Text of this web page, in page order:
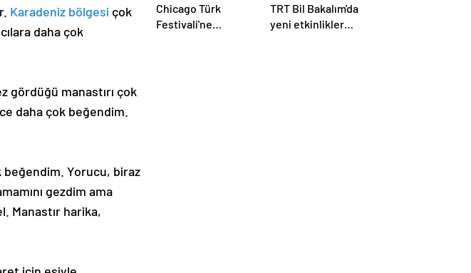
Karadeniz bölgesi çok
daha çok
gördüğü manastırı çok
daha çok beğendim.
beğendim. Yorucu, biraz
gezdim ama
Manastır harika,
Chicago Türk
Festivali'ne
TRT Bil Bakalım'da
yeni etkinlikler